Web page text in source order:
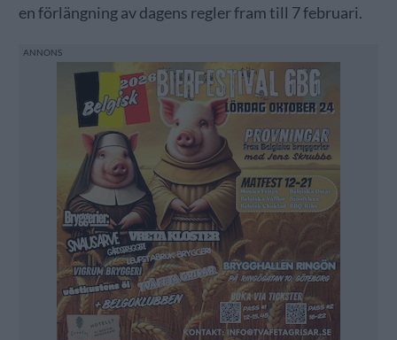
en förlängning av dagens regler fram till 7 februari.